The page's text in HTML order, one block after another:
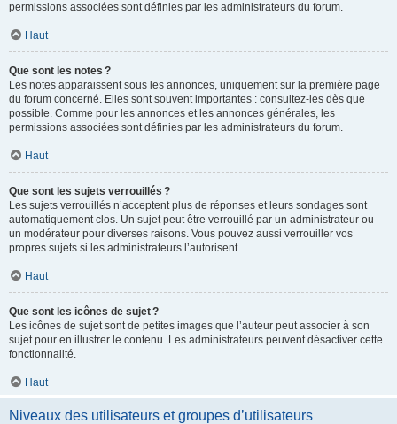
permissions associées sont définies par les administrateurs du forum.
Haut
Que sont les notes ?
Les notes apparaissent sous les annonces, uniquement sur la première page
du forum concerné. Elles sont souvent importantes : consultez-les dès que
possible. Comme pour les annonces et les annonces générales, les
permissions associées sont définies par les administrateurs du forum.
Haut
Que sont les sujets verrouillés ?
Les sujets verrouillés n’acceptent plus de réponses et leurs sondages sont
automatiquement clos. Un sujet peut être verrouillé par un administrateur ou
un modérateur pour diverses raisons. Vous pouvez aussi verrouiller vos
propres sujets si les administrateurs l’autorisent.
Haut
Que sont les icônes de sujet ?
Les icônes de sujet sont de petites images que l’auteur peut associer à son
sujet pour en illustrer le contenu. Les administrateurs peuvent désactiver cette
fonctionnalité.
Haut
Niveaux des utilisateurs et groupes d’utilisateurs